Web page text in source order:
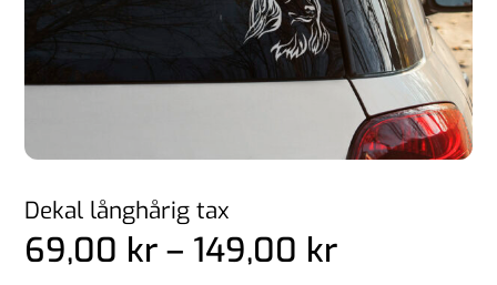
Dekal långhårig tax
69,00 kr – 149,00 kr